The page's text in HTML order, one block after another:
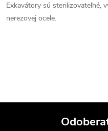
Exkavátory sú sterilizovateľné,
nerezovej ocele.